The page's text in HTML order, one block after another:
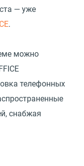
— уже
.
можно
телефонных
снабжая